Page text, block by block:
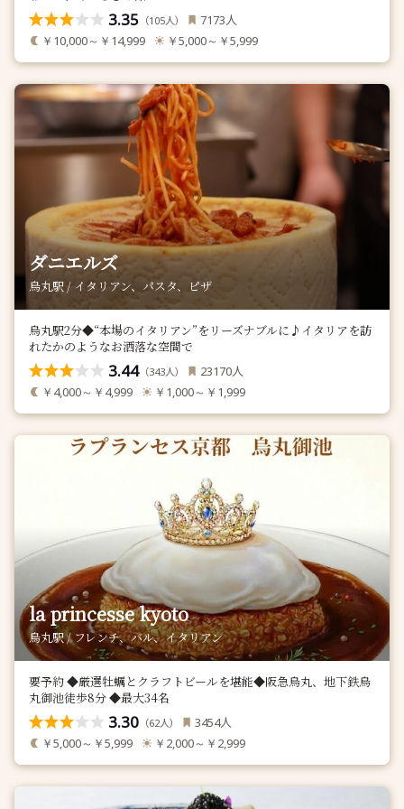
3.35 （105人） 7173人
￥10,000～￥14,999 ￥5,000～￥5,999
ダニエルズ
烏丸駅 / イタリアン、パスタ、ピザ
烏丸駅2分◆“本場のイタリアン”をリーズナブルに♪イタリアを訪
れたかのようなお洒落な空間で
3.44（343人） 23170人
￥4,000～￥4,999 ￥1,000～￥1,999
la princesse kyoto
烏丸駅 / フレンチ、バル、イタリアン
要予約 ◆厳選牡蠣とクラフトビールを堪能◆阪急烏丸、地下鉄烏
丸御池徒歩8分 ◆最大34名
3.30 （62人） 3454人
￥5,000～￥5,999 ￥2,000～￥2,999